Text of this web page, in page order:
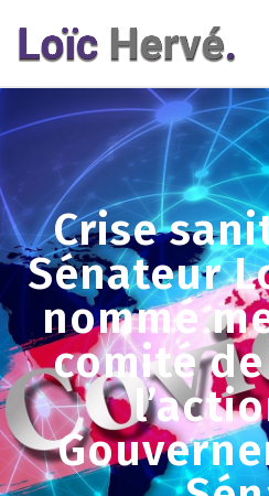
Crise
Sénateur
nommé
comité
l'utilisation de cookies pour
services adaptés